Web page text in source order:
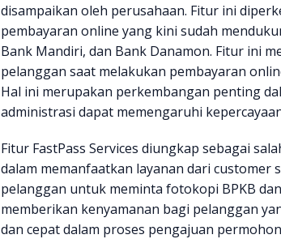
disampaikan oleh perusahaan. Fitur ini
pembayaran online yang kini sudah
Bank Mandiri, dan Bank Danamon. Fitur ini
pelanggan saat melakukan pembayaran
Hal ini merupakan perkembangan penting
administrasi dapat memengaruhi
Fitur FastPass Services diungkap sebagai
dalam memanfaatkan layanan dari customer
pelanggan untuk meminta fotokopi BPKB
memberikan kenyamanan bagi pelanggan
dan cepat dalam proses pengajuan